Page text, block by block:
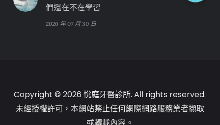
們還在不在學習
2026 年 07 月 30 日
Copyright © 2026 悅庭牙醫診所. All rights reserved.
未經授權許可，本網站禁止任何網際網路服務業者擷取
或轉載內容。